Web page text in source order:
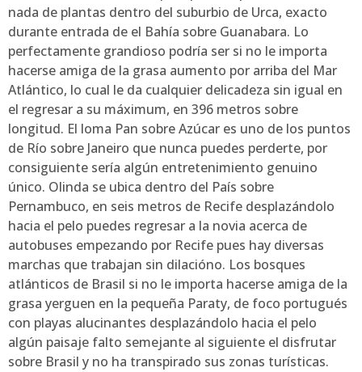
nada de plantas dentro del suburbio de Urca, exacto
durante entrada de el Bahía sobre Guanabara. Lo
perfectamente grandioso podrí­a ser si no le importa
hacerse amiga de la grasa aumento por arriba del Mar
Atlántico, lo cual le da cualquier delicadeza sin igual en
el regresar a su máximum, en 396 metros sobre
longitud. El loma Pan sobre Azúcar es uno de los puntos
de Río sobre Janeiro que nunca puedes perderte, por
consiguiente serí­a algún entretenimiento genuino
único. Olinda se ubica dentro del País sobre
Pernambuco, en seis metros de Recife desplazándolo
hacia el pelo puedes regresar a la novia acerca de
autobuses empezando por Recife pues hay diversas
marchas que trabajan sin dilacióno. Los bosques
atlánticos de Brasil si no le importa hacerse amiga de la
grasa yerguen en la pequeña Paraty, de foco portugués
con playas alucinantes desplazándolo hacia el pelo
algún paisaje falto semejante al siguiente el disfrutar
sobre Brasil y no ha transpirado sus zonas turísticas.